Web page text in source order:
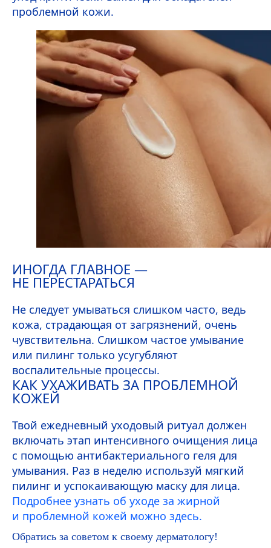
проблемной кожи.
ИНОГДА ГЛАВНОЕ —
НЕ ПЕРЕСТАРАТЬСЯ
Не следует умываться слишком часто, ведь
кожа, страдающая от загрязнений, очень
чувствительна. Слишком частое умывание
или пилинг только усугубляют
воспалительные процессы.
КАК УХАЖИВАТЬ ЗА ПРОБЛЕМНОЙ
КОЖЕЙ
Твой ежедневный уходовый ритуал должен
включать этап интенсивного очищения лица
с помощью антибактериального геля для
умывания. Раз в неделю используй мягкий
пилинг и успокаивающую маску для лица.
Подробнее узнать об уходе за жирной
и проблемной кожей можно здесь.
Обратись за советом к своему дерматологу!